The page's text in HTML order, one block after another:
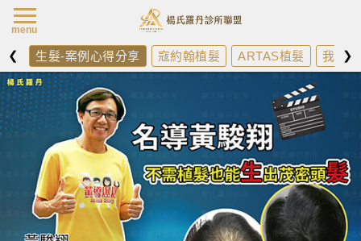
❮ 生髮-案例心得分享 寇約翰植髮 ARTAS植髮 我需❯
menu